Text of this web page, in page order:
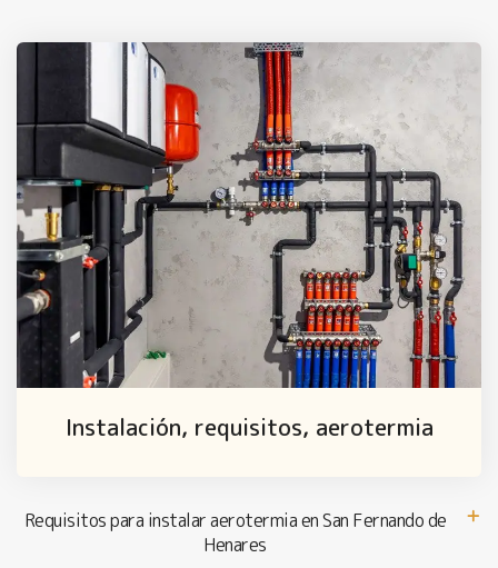
Instalación, requisitos, aerotermia
Requisitos para instalar aerotermia en San Fernando de
Henares